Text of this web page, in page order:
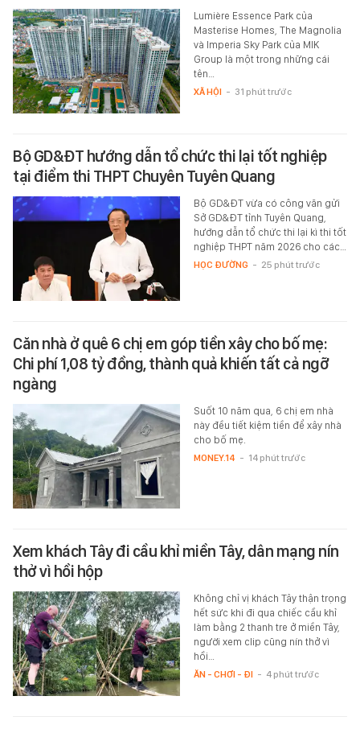
Lumière Essence Park của
Masterise Homes, The Magnolia
và Imperia Sky Park của MIK
Group là một trong những cái
tên…
XÃ HỘI - 31 phút trước
Bộ GD&ĐT hướng dẫn tổ chức thi lại tốt nghiệp
tại điểm thi THPT Chuyên Tuyên Quang
Bộ GD&ĐT vừa có công văn gửi
Sở GD&ĐT tỉnh Tuyên Quang,
hướng dẫn tổ chức thi lại kì thi tốt
nghiệp THPT năm 2026 cho các…
HỌC ĐƯỜNG - 25 phút trước
Căn nhà ở quê 6 chị em góp tiền xây cho bố mẹ:
Chi phí 1,08 tỷ đồng, thành quả khiến tất cả ngỡ
ngàng
Suốt 10 năm qua, 6 chị em nhà
này đều tiết kiệm tiền để xây nhà
cho bố mẹ.
MONEY.14 - 14 phút trước
Xem khách Tây đi cầu khỉ miền Tây, dân mạng nín
thở vì hồi hộp
Không chỉ vị khách Tây thận trọng
hết sức khi đi qua chiếc cầu khỉ
làm bằng 2 thanh tre ở miền Tây,
người xem clip cũng nín thở vì
hồi…
ĂN - CHƠI - ĐI - 4 phút trước